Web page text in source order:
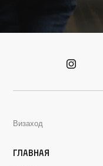
Визаход
Главная